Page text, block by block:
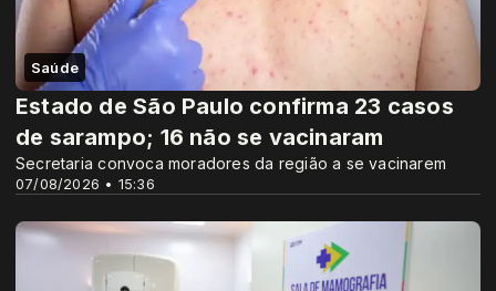
Saúde
07/08/2026 • 15:36
Estado de São Paulo confirma 23 casos
de sarampo; 16 não se vacinaram
Secretaria convoca moradores da região a se vacinarem